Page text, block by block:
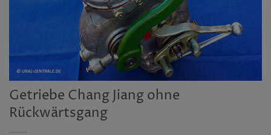
Getriebe Chang Jiang ohne
Rückwärtsgang